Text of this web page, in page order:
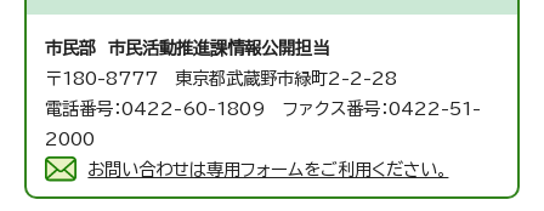
市民部 市民活動推進課情報公開担当
〒180-8777 東京都武蔵野市緑町2-2-28
電話番号：0422-60-1809 ファクス番号：0422-51-
2000
お問い合わせは専用フォームをご利用ください。